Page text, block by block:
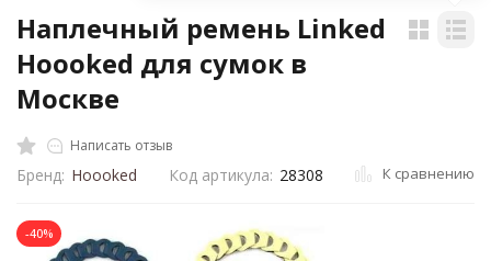
Наплечный ремень Linked
Hoooked для сумок в
Москве
Написать отзыв
Бренд: Hoooked Код артикула: 28308 К сравнению
-40%